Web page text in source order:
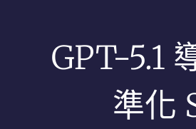
GPT-5.1
準化